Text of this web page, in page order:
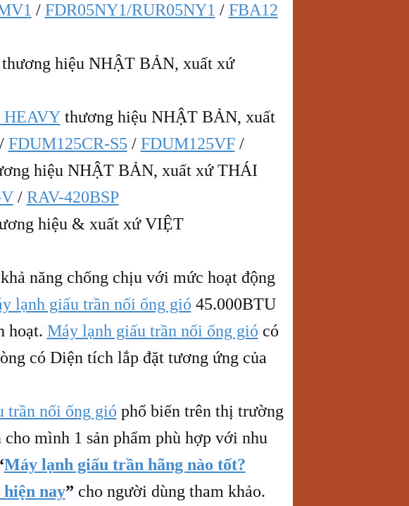
/ FDR05NY1/RUR05NY1 / FBA12
thương hiệu NHẬT BẢN, xuất xứ
HEAVYthương hiệu NHẬT BẢN, xuất
/ FDUM125CR-S5 / FDUM125VF/
hiệu NHẬT BẢN, xuất xứ THÁI
/ RAV-420BSP
hiệu & xuất xứ VIỆT
năng chống chịu với mức hoạt động
lạnh giấu trần nối ống gió 45.000BTU
hoạt. Máy lạnh giấu trần nối ống gió có
có Diện tích lắp đặt tương ứng của
trần nối ống gió phổ biến trên thị trường
mình 1 sản phẩm phù hợp với nhu
Máy lạnh giấu trần hãng nào tốt?
nay” cho người dùng tham khảo.